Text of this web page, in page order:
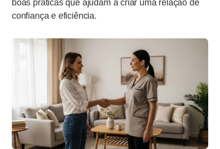
boas práticas que ajudam a criar uma relação de
confiança e eficiência.